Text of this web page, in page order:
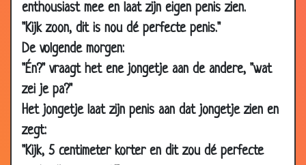
enthousiast mee en laat zijn eigen penis zien.
"Kijk zoon, dit is nou dé perfecte penis."
De volgende morgen:
"Én?" vraagt het ene jongetje aan de andere, "wat
zei je pa?"
Het jongetje laat zijn penis aan dat jongetje zien en
zegt:
"Kijk, 5 centimeter korter en dit zou dé perfecte
15 Oct 2007
Het nut niet zien
04 Oct 2007
De mijne is beter!
04 Oct 2007
Spiraaltjes
01 Oct 2007
01 Oct 2007
Door iedereen gepest
3.54
01 Oct 2007
01 Oct 2007
Optimist - Pessimist
3.72